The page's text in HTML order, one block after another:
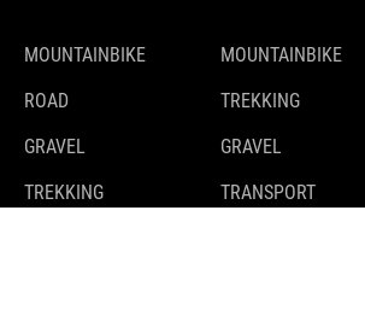
MOUNTAINBIKE
ROAD
GRAVEL
TREKKING
MOUNTAINBIKE
TREKKING
GRAVEL
TRANSPORT